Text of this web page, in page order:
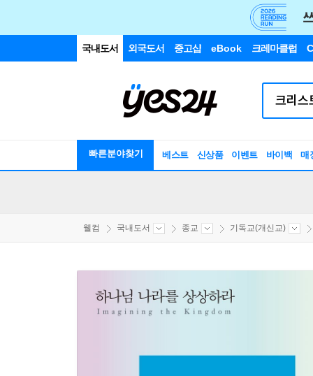
국내도서 외국도서 중고샵 eBook 크레마클럽
빠른분야찾기 베스트 신상품 이벤트 바이백 매
웰컴 국내도서 종교 기독교(개신교)